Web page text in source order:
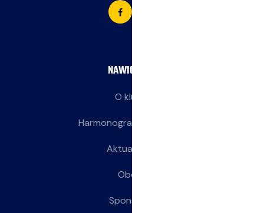
NAWIGACJA
O klubie
Harmonogram treningów
Aktualności
Obozy
Sponsorzy